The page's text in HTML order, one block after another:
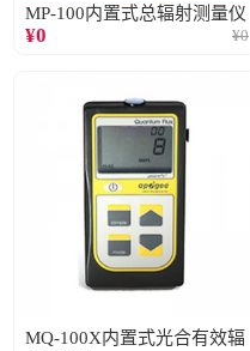
MP-100内置式总辐射测量仪
¥0 ¥0
MQ-100X内置式光合有效辐